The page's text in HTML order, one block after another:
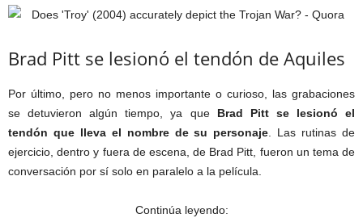
Brad Pitt se lesionó el tendón de Aquiles
Por último, pero no menos importante o curioso, las grabaciones
se detuvieron algún tiempo, ya que Brad Pitt se lesionó el
tendón que lleva el nombre de su personaje. Las rutinas de
ejercicio, dentro y fuera de escena, de Brad Pitt, fueron un tema de
conversación por sí solo en paralelo a la película.
Continúa leyendo: